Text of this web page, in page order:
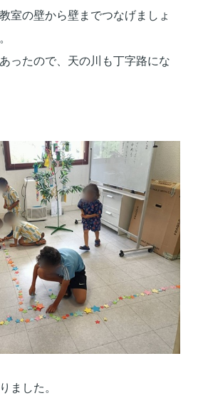
室の壁から壁までつなげましょ
ったので、天の川も丁字路にな
ました。